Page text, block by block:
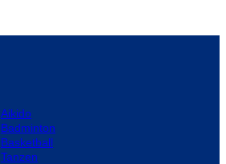
Aikido
Badminton
Basketball
Tanzen